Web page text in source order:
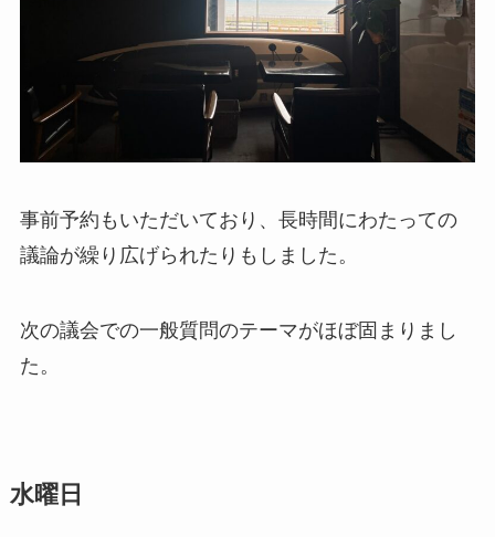
事前予約もいただいており、長時間にわたっての
議論が繰り広げられたりもしました。
次の議会での一般質問のテーマがほぼ固まりまし
た。
水曜日